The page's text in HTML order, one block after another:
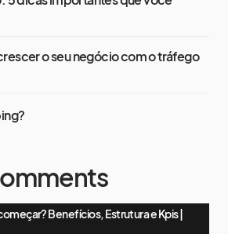
o seu negócio com o tráfego
Benefícios, Estrutura e Kpis |